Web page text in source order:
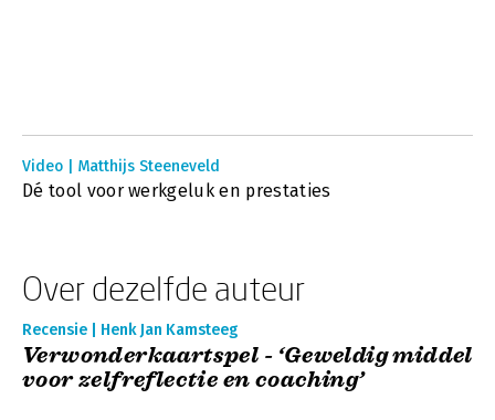
Video | Matthijs Steeneveld
Dé tool voor werkgeluk en prestaties
Over dezelfde auteur
Recensie | Henk Jan Kamsteeg
Verwonderkaartspel - ‘Geweldig middel
voor zelfreflectie en coaching’